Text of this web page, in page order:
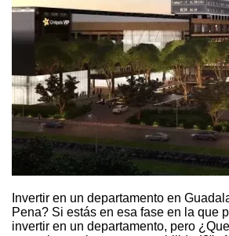
Invertir en un departamento en
Pena? Si estás en esa fase en la que
invertir en un departamento, pero